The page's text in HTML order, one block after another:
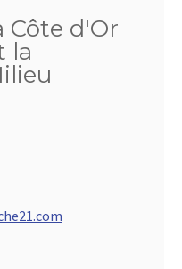
Côte d'Or
la